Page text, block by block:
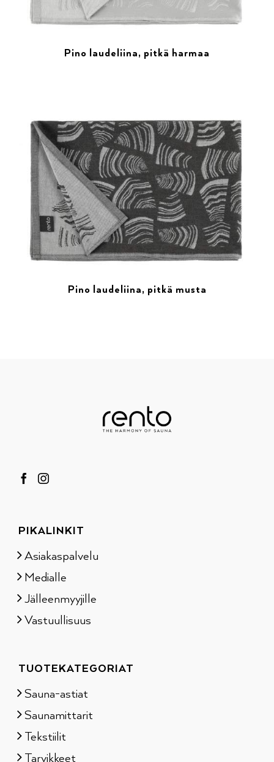
Pino laudeliina, pitkä harmaa
Pino laudeliina, pitkä musta
PIKALINKIT
Asiakaspalvelu
Medialle
Jälleenmyyjille
Vastuullisuus
TUOTEKATEGORIAT
Sauna-astiat
Saunamittarit
Tekstiilit
Tarvikkeet